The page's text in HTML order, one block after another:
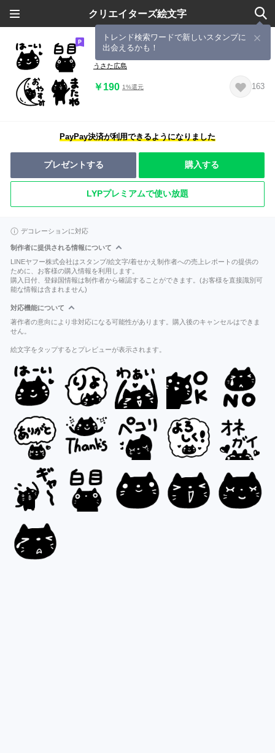
クリエイターズ絵文字
トレンド検索ワードで新しいスタンプに
出会えるかも！
『クロネコ』使いやすい絵文字
うさた広島
￥190 1%還元 163
PayPay決済が利用できるようになりました
プレゼントする 購入する
LYPプレミアムで使い放題
デコレーションに対応
制作者に提供される情報について
LINEヤフー株式会社はスタンプ/絵文字/着せかえ制作者への売上レポートの提供の
ために、お客様の購入情報を利用します。
購入日付、登録国情報は制作者から確認することができます。(お客様を直接識別可
能な情報は含まれません)
対応機能について
著作者の意向により非対応になる可能性があります。購入後のキャンセルはできま
せん。
絵文字をタップするとプレビューが表示されます。